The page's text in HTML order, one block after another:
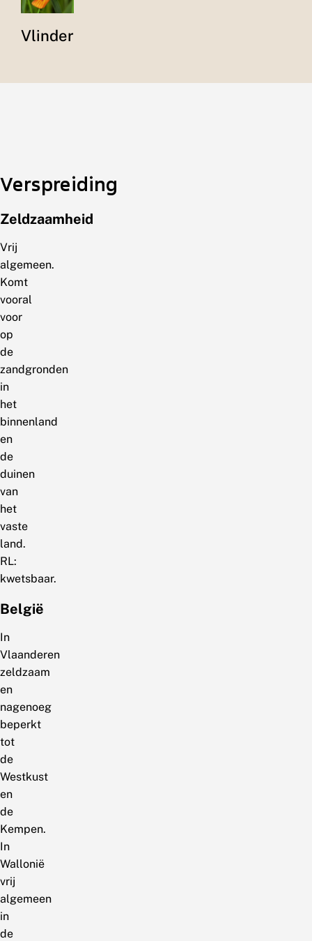
Vlinder
Verspreiding
Zeldzaamheid
Vrij
algemeen.
Komt
vooral
voor
op
de
zandgronden
in
het
binnenland
en
de
duinen
van
het
vaste
land.
RL:
kwetsbaar.
België
In
Vlaanderen
zeldzaam
en
nagenoeg
beperkt
tot
de
Westkust
en
de
Kempen.
In
Wallonië
vrij
algemeen
in
de